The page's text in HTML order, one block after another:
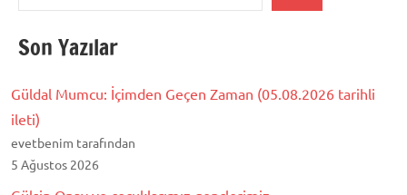
Son Yazılar
Güldal Mumcu: İçimden Geçen Zaman (05.08.2026 tarihli
ileti)
evetbenim tarafından
5 Ağustos 2026